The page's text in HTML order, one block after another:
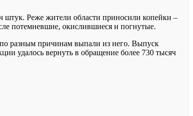
штук. Реже жители области приносили копейки –
потемневшие, окислившиеся и погнутые.
по разным причинам выпали из него. Выпуск
удалось вернуть в обращение более 730 тысяч